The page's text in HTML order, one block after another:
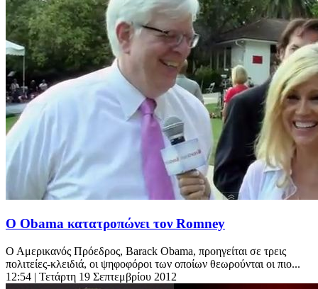
O Obama κατατροπώνει τον Romney
Ο Αμερικανός Πρόεδρος, Barack Obama, προηγείται σε τρεις
πολιτείες-κλειδιά, οι ψηφοφόροι των οποίων θεωρούνται οι πιο...
12:54 | Τετάρτη 19 Σεπτεμβρίου 2012